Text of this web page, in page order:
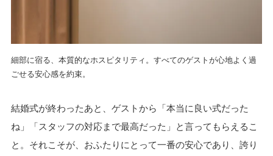
細部に宿る、本質的なホスピタリティ。すべてのゲストが心地よく過
ごせる安心感を約束。
結婚式が終わったあと、ゲストから「本当に良い式だった
ね」「スタッフの対応まで最高だった」と言ってもらえるこ
と。それこそが、おふたりにとって一番の安心であり、誇り